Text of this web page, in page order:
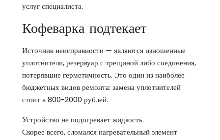
услуг специалиста.
Кофеварка подтекает
Источник неисправности — являются изношенные
уплотнители, резервуар с трещиной либо соединения,
потерявшие герметичность. Это один из наиболее
бюджетных видов ремонта: замена уплотнителей
стоит в 800-2000 рублей.
Устройство не подогревает жидкость.
Скорее всего, сломался нагревательный элемент.